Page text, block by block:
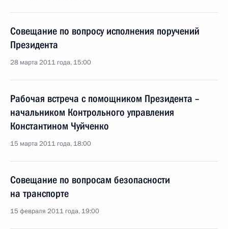
Совещание по вопросу исполнения поручений
Президента
28 марта 2011 года, 15:00
Рабочая встреча с помощником Президента –
начальником Контрольного управления
Константином Чуйченко
15 марта 2011 года, 18:00
Совещание по вопросам безопасности
на транспорте
15 февраля 2011 года, 19:00